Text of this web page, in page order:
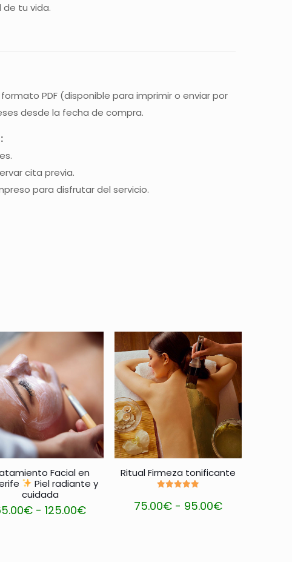
de tu vida.
PDF (disponible para imprimir o enviar por
desde la fecha de compra.
cita previa.
para disfrutar del servicio.
Facial en
Piel radiante y
cuidada
€ - 125.00€Rango
Ritual Firmeza tonificante
5.00
75.00€ - 95.00€Rango